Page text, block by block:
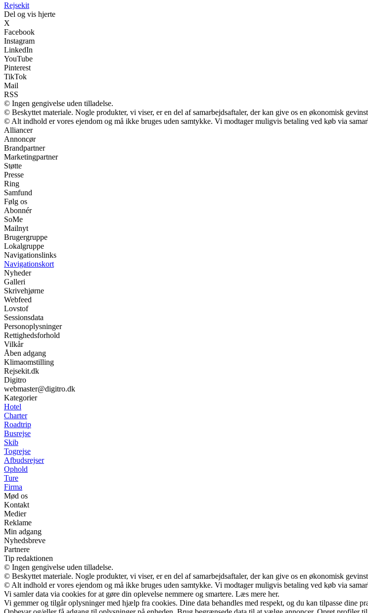
Rejsekit
Del og vis hjerte
X
Facebook
Instagram
LinkedIn
YouTube
Pinterest
TikTok
Mail
RSS
© Ingen gengivelse uden tilladelse.
© Beskyttet materiale. Nogle produkter, vi viser, er en del af samarbejdsaftaler, der kan give os en økonomisk
© Alt indhold er vores ejendom og må ikke bruges uden samtykke. Vi modtager muligvis betaling ved køb via
Alliancer
Annoncør
Brandpartner
Marketingpartner
Støtte
Presse
Ring
Samfund
Følg os
Abonnér
SoMe
Mailnyt
Brugergruppe
Lokalgruppe
Navigationslinks
Navigationskort
Nyheder
Galleri
Skrivehjørne
Webfeed
Lovstof
Sessionsdata
Personoplysninger
Rettighedsforhold
Vilkår
Åben adgang
Klimaomstilling
Rejsekit.dk
Digitro
webmaster@digitro.dk
Kategorier
Hotel
Charter
Roadtrip
Busrejse
Skib
Togrejse
Afbudsrejser
Ophold
Ture
Firma
Mød os
Kontakt
Medier
Reklame
Min adgang
Nyhedsbreve
Partnere
Tip redaktionen
© Ingen gengivelse uden tilladelse.
© Beskyttet materiale. Nogle produkter, vi viser, er en del af samarbejdsaftaler, der kan give os en økonomisk
© Alt indhold er vores ejendom og må ikke bruges uden samtykke. Vi modtager muligvis betaling ved køb via
Vi samler data via cookies for at gøre din oplevelse nemmere og smartere. Læs mere her.
Vi gemmer og tilgår oplysninger med hjælp fra cookies. Dine data behandles med respekt, og du kan tilpasse dine